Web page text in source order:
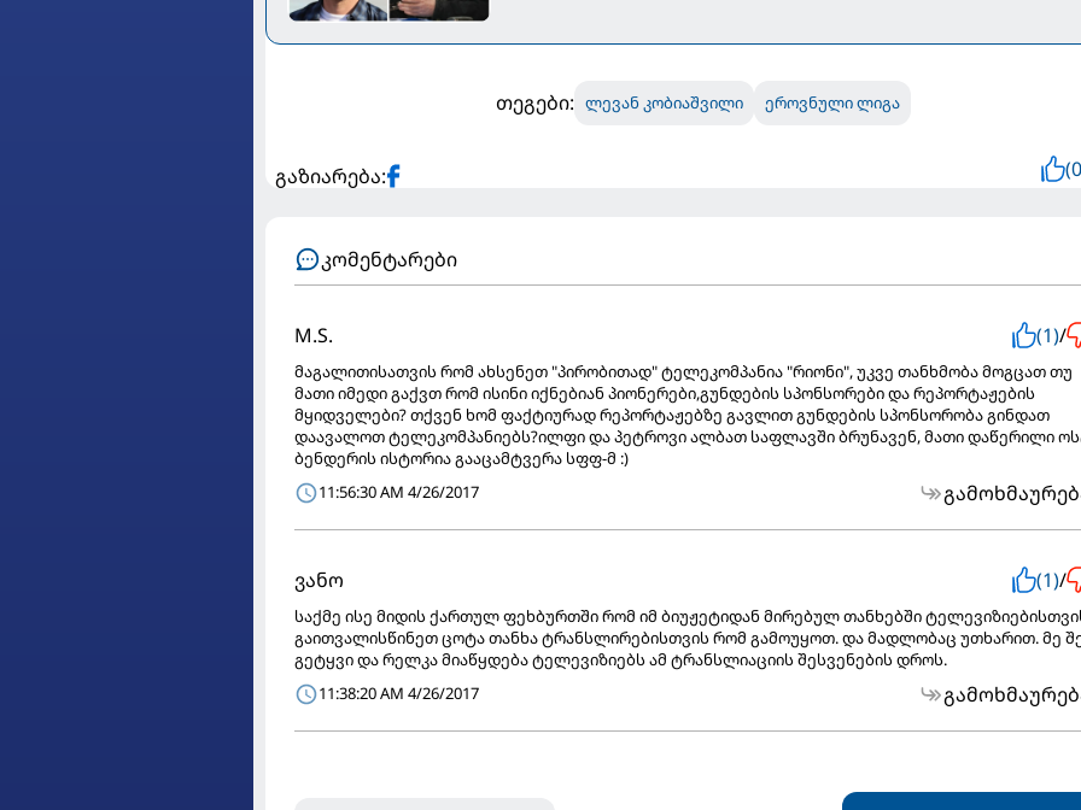
თეგები: ლევან კობიაშვილი ეროვნული ლიგა
გაზიარება:
კომენტარები
M.S. (1)/
მაგალითისათვის რომ ახსენეთ "პირობითად" ტელეკომპანია "რიონი", უკვე თანხმობა მოგცათ თუ
მათი იმედი გაქვთ რომ ისინი იქნებიან პიონერები,გუნდების სპონსორები და რეპორტაჟების
მყიდველები? თქვენ ხომ ფაქტიურად რეპორტაჟებზე გავლით გუნდების სპონსორობა გინდათ
დაავალოთ ტელეკომპანიებს?ილფი და პეტროვი ალბათ საფლავში ბრუნავენ, მათი დაწერილი
ბენდერის ისტორია გააცამტვერა სფფ-მ :)
11:56:30 AM 4/26/2017
ვანო (1)/
საქმე ისე მიდის ქართულ ფეხბურთში რომ იმ ბიუჟეტიდან მირებულ თანხებში
გაითვალისწინეთ ცოტა თანხა ტრანსლირებისთვის რომ გამოუყოთ. და მადლობაც უთხარით. მე
გეტყვი და რელკა მიაწყდება ტელევიზიებს ამ ტრანსლიაციის შესვენების დროს.
11:38:20 AM 4/26/2017